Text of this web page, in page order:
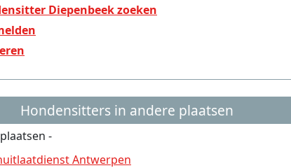
Diepenbeek zoeken
Hondensitters in andere plaatsen
-
Antwerpen